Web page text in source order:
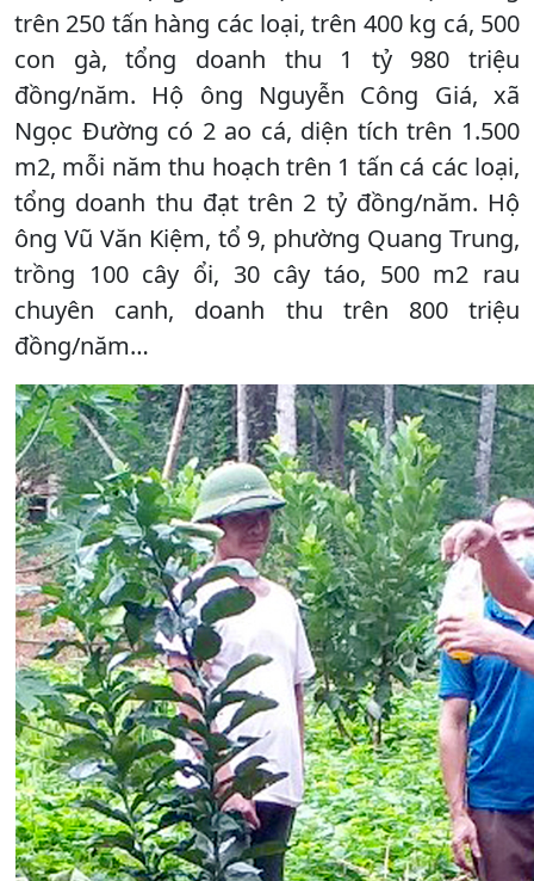
trên 250 tấn hàng các loại, trên 400 kg cá, 500
con gà, tổng doanh thu 1 tỷ 980 triệu
đồng/năm. Hộ ông Nguyễn Công Giá, xã
Ngọc Đường có 2 ao cá, diện tích trên 1.500
m2, mỗi năm thu hoạch trên 1 tấn cá các loại,
tổng doanh thu đạt trên 2 tỷ đồng/năm. Hộ
ông Vũ Văn Kiệm, tổ 9, phường Quang Trung,
trồng 100 cây ổi, 30 cây táo, 500 m2 rau
chuyên canh, doanh thu trên 800 triệu
đồng/năm…